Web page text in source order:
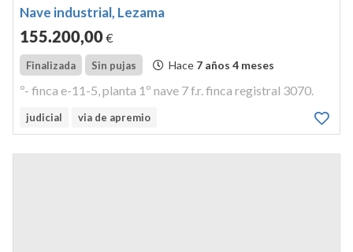
Nave industrial, Lezama
155.200,00€
Finalizada Sin pujas Hace 7 años 4 meses
º- finca e-11-5, planta 1º nave 7 f.r. finca registral 3070.
judicial via de apremio